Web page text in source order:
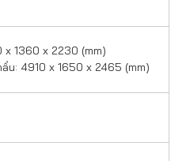
1360 x 2230 (mm)
4910 x 1650 x 2465 (mm)